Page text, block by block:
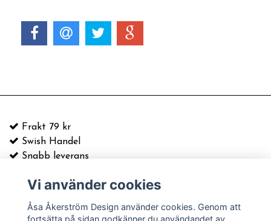
Frakt 79 kr
Swish Handel
Snabb leverans
E-postadress:info@asaakerstrom.com
Kontakt
Köpvillkor & information
Vi använder cookies
Åsa Åkerström Design använder cookies. Genom att
fortsätta på sidan godkänner du användandet av